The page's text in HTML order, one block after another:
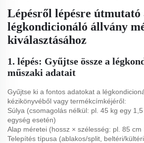
Lépésről lépésre útmutató
légkondicionáló állvány
kiválasztásához
1. lépés: Gyűjtse össze a
műszaki adatait
Gyűjtse ki a fontos adatokat a
kézikönyvéből vagy termékcímkéjéről:
Súlya (csomagolás nélkül: pl. 45 kg egy
egység esetén)
Alap méretei (hossz × szélesség: pl. 85 cm
Telepítés típusa (ablakos/split, beltéri/